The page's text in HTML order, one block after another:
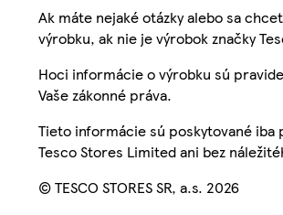
Ak máte nejaké otázky alebo sa
výrobku, ak nie je výrobok značky
Hoci informácie o výrobku sú
Vaše zákonné práva.
Tieto informácie sú poskytované
Tesco Stores Limited ani bez
© TESCO STORES SR, a.s. 2026